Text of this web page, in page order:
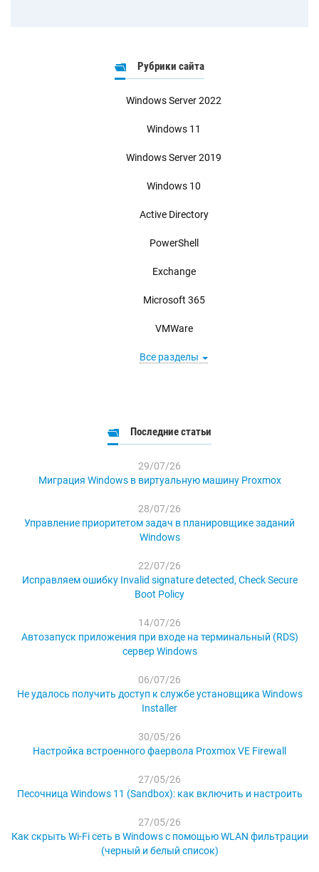
Рубрики сайта
Windows Server 2022
Windows 11
Windows Server 2019
Windows 10
Active Directory
PowerShell
Exchange
Microsoft 365
VMWare
Все разделы
Последние статьи
29/07/26
Миграция Windows в виртуальную машину Proxmox
28/07/26
Управление приоритетом задач в планировщике заданий
Windows
22/07/26
Исправляем ошибку Invalid signature detected, Check Secure
Boot Policy
14/07/26
Автозапуск приложения при входе на терминальный (RDS)
сервер Windows
06/07/26
Не удалось получить доступ к службе установщика Windows
Installer
30/05/26
Настройка встроенного фаервола Proxmox VE Firewall
27/05/26
Песочница Windows 11 (Sandbox): как включить и настроить
27/05/26
Как скрыть Wi-Fi сеть в Windows с помощью WLAN фильтрации
(черный и белый список)